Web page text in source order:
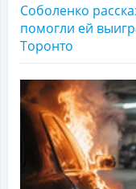
Соболенко
помогли ей
Торонто